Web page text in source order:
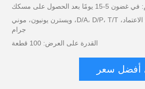
بعد الحصول على مسكك
شروط الدفع: خطاب الاعتماد، D/A، D/P، T/T، ويسترن يونيون، موني
جرام
القدرة على العرض: 100 قطعة
أفضل سعر